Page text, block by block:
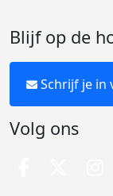
Blijf op de
Schrijf je in
Volg ons